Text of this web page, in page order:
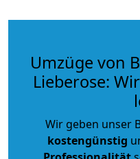
Umzüge von
Lieberose:
Wir geben unser
kostengünstig